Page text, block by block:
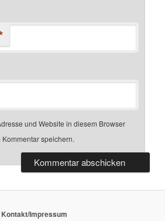
und Website in diesem Browser
speichern.
Kontakt/Impressum